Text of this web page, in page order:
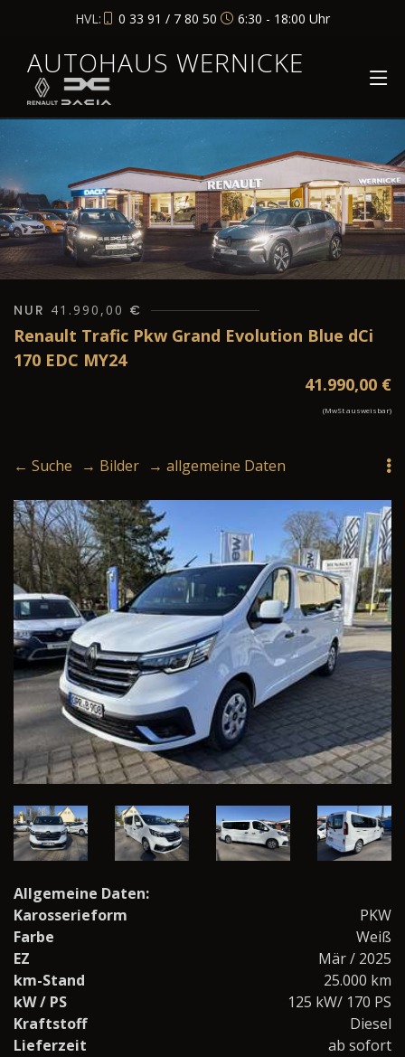
HVL: 0 33 91 / 7 80 50 6:30 - 18:00 Uhr
AUTOHAUS WERNICKE
NUR 41.990,00 €
Renault Trafic Pkw Grand Evolution Blue dCi
170 EDC MY24
41.990,00 €
(MwSt ausweisbar)
← Suche → Bilder → allgemeine Daten
Allgemeine Daten:
Karosserieform
PKW
Farbe
Weiß
EZ
Mär / 2025
km-Stand
25.000 km
kW / PS
125 kW/ 170 PS
Kraftstoff
Diesel
Lieferzeit
ab sofort